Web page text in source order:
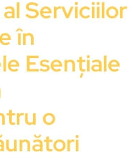
Serviciilor
în
Esențiale
o